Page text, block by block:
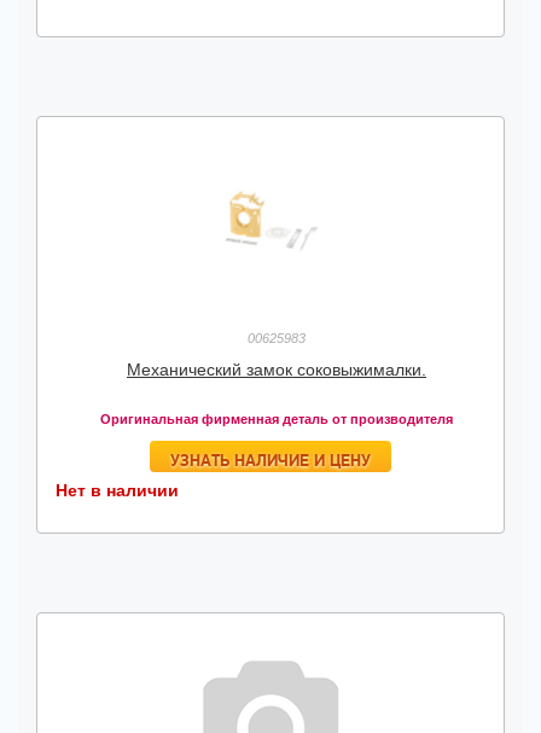
00625983
Механический замок соковыжималки.
Оригинальная фирменная деталь от производителя
УЗНАТЬ НАЛИЧИЕ И ЦЕНУ
Нет в наличии